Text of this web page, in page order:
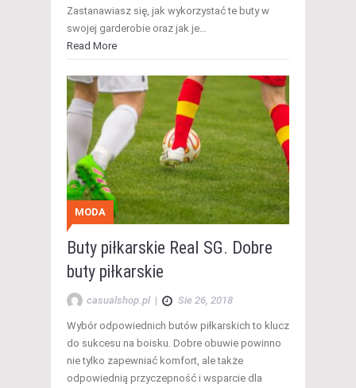
Zastanawiasz się, jak wykorzystać te buty w
swojej garderobie oraz jak je…
Read More
MODA
Buty piłkarskie Real SG. Dobre
buty piłkarskie
casualshop.pl | Sie 26, 2018
Wybór odpowiednich butów piłkarskich to klucz
do sukcesu na boisku. Dobre obuwie powinno
nie tylko zapewniać komfort, ale także
odpowiednią przyczepność i wsparcie dla